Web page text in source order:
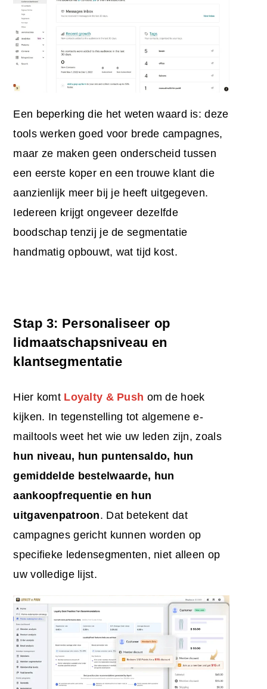
Een beperking die het weten waard is: deze
tools werken goed voor brede campagnes,
maar ze maken geen onderscheid tussen
een eerste koper en een trouwe klant die
aanzienlijk meer bij je heeft uitgegeven.
Iedereen krijgt ongeveer dezelfde
boodschap tenzij je de segmentatie
handmatig opbouwt, wat tijd kost.
Stap 3: Personaliseer op
lidmaatschapsniveau en
klantsegmentatie
Hier komt Loyalty & Push om de hoek
kijken. In tegenstelling tot algemene e-
mailtools weet het wie uw leden zijn, zoals
hun niveau, hun puntensaldo, hun
gemiddelde bestelwaarde, hun
aankoopfrequentie en hun
uitgavenpatroon. Dat betekent dat
campagnes gericht kunnen worden op
specifieke ledensegmenten, niet alleen op
uw volledige lijst.